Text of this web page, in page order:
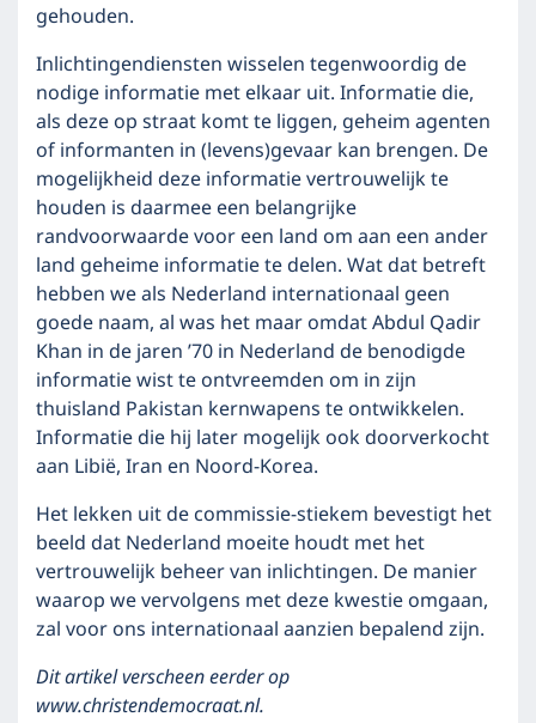
gehouden.
Inlichtingendiensten wisselen tegenwoordig de
nodige informatie met elkaar uit. Informatie die,
als deze op straat komt te liggen, geheim agenten
of informanten in (levens)gevaar kan brengen. De
mogelijkheid deze informatie vertrouwelijk te
houden is daarmee een belangrijke
randvoorwaarde voor een land om aan een ander
land geheime informatie te delen. Wat dat betreft
hebben we als Nederland internationaal geen
goede naam, al was het maar omdat Abdul Qadir
Khan in de jaren ’70 in Nederland de benodigde
informatie wist te ontvreemden om in zijn
thuisland Pakistan kernwapens te ontwikkelen.
Informatie die hij later mogelijk ook doorverkocht
aan Libië, Iran en Noord-Korea.
Het lekken uit de commissie-stiekem bevestigt het
beeld dat Nederland moeite houdt met het
vertrouwelijk beheer van inlichtingen. De manier
waarop we vervolgens met deze kwestie omgaan,
zal voor ons internationaal aanzien bepalend zijn.
Dit artikel verscheen eerder op
www.christendemocraat.nl.